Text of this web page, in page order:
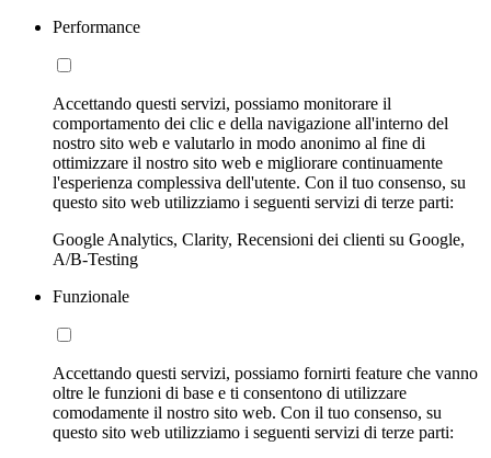
Performance
Accettando questi servizi, possiamo monitorare il
comportamento dei clic e della navigazione all'interno del
nostro sito web e valutarlo in modo anonimo al fine di
ottimizzare il nostro sito web e migliorare continuamente
l'esperienza complessiva dell'utente. Con il tuo consenso, su
questo sito web utilizziamo i seguenti servizi di terze parti:
Google Analytics, Clarity, Recensioni dei clienti su Google,
A/B-Testing
Funzionale
Accettando questi servizi, possiamo fornirti feature che vanno
oltre le funzioni di base e ti consentono di utilizzare
comodamente il nostro sito web. Con il tuo consenso, su
questo sito web utilizziamo i seguenti servizi di terze parti: